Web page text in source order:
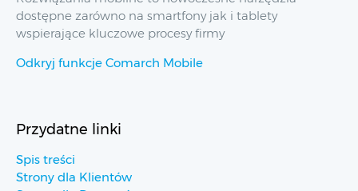
dostępne zarówno na smartfony jak i tablety
wspierające kluczowe procesy firmy
Odkryj funkcje Comarch Mobile
Przydatne linki
Spis treści
Strony dla Klientów